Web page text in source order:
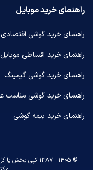
راهنمای خرید موبایل
راهنمای خرید گوشی اقتصادی
راهنمای خرید اقساطی موبایل
راهنمای خرید گوشی گیمینگ
راهنمای خرید گوشی مناسب
راهنمای خرید بیمه گوشی
© ۱۴۰۵ - ۱۳۸۷